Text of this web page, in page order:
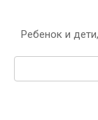
контентуРебенок и
Поиск: